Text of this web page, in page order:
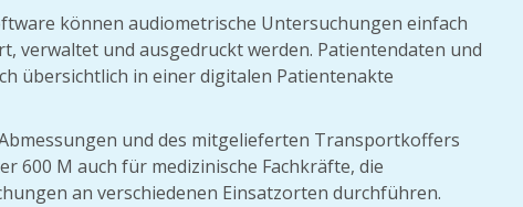
können audiometrische Untersuchungen einfach
verwaltet und ausgedruckt werden. Patientendaten und
übersichtlich in einer digitalen Patientenakte
und des mitgelieferten Transportkoffers
600 M auch für medizinische Fachkräfte, die
an verschiedenen Einsatzorten durchführen.